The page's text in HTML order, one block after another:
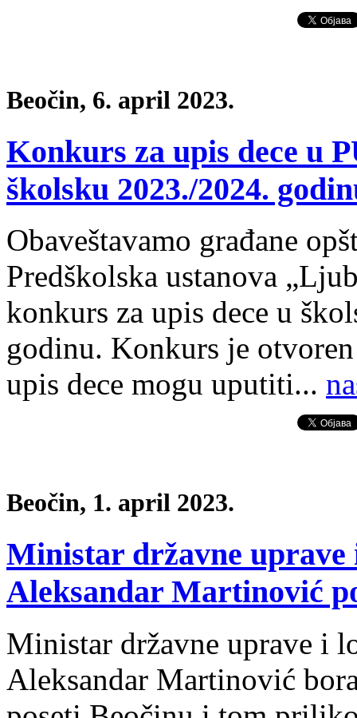
Beočin, 6. april 2023.
Konkurs za upis dece u
školsku 2023./2024.
Obaveštavamo građane
Predškolska ustanova
konkurs za upis dece u
godinu. Konkurs je
upis dece mogu uputiti...
Beočin, 1. april 2023.
Ministar državne uprave
Aleksandar Martinović
Ministar državne uprave i
Aleksandar Martinović